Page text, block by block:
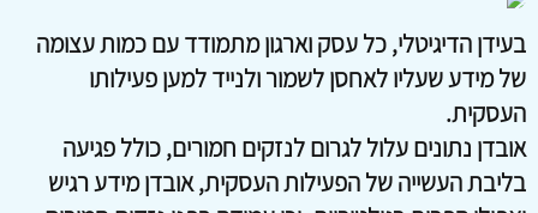
בעידן הדיגיטלי, כל עסק וארגון מתמודד עם כמות עצומה
של מידע שעליו לאחסן לשמור ולנייד למען פעילותו
העסקית.
אובדן נתונים עלול לגרום לנזקים חמורים, כולל פגיעה
בליבת העשייה של הפעילות העסקית, אובדן מידע רגיש